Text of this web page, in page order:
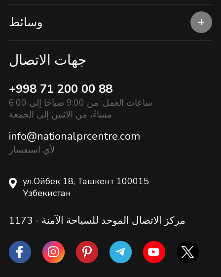
وسائط
جهات الاتصال
+998 71 200 00 88
ساعات العمل: من 9:00 صباحًا إلى 6:00
مساءً، من الاثنين إلى الجمعة
info@nationalprcentre.com
لأي استفسار
ул.Ойбек 18, Ташкент 100015
Узбекистан
مركز الاتصال الموحد للسياحة الآمنة - 1173